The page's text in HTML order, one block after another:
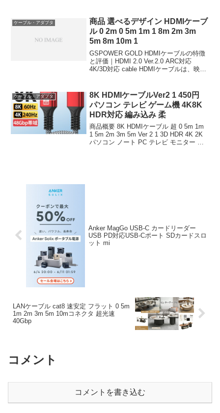
ケーブル・アダプタ
商品 選べるデザイン HDMIケーブ
ル 0 2m 0 5m 1m 1 8m 2m 3m
5m 8m 10m 1
GSPOWER GOLD HDMIケーブルの特徴
と評価｜HDMI 2.0 Ver.2.0 ARC対応
4K/3D対応 cable HDMIケーブルは、映像
かすことのでき...
ケーブル・アダプタ
8K HDMIケーブルVer2 1 450円
パソコン テレビ ゲーム機 4K8K
HDR対応 編み込み 柔
商品概要 8K HDMIケーブル 超 0 5m 1m
1 5m 2m 3m 5m Ver 2 1 3D HDR 4K 2K
パソコン ノート PC テレビ モニター ゲ
Anker MagGo USB-C カードリーダー
USB PD対応USB-Cポート SDカードスロ
ット mi
LANケーブル cat8 速安定 フラット 0 5m
1m 2m 3m 5m 10mコネクタ 超光速
40Gbp
コメント
コメントを書き込む